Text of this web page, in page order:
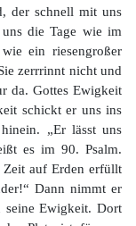
der schnell mit uns
die Tage wie im
ein riesengroßer
zerrrinnt nicht und
da. Gottes Ewigkeit
schickt er uns ins
„Er lässt uns
es im 90. Psalm.
Zeit auf Erden erfüllt
Dann nimmt er
Ewigkeit. Dort